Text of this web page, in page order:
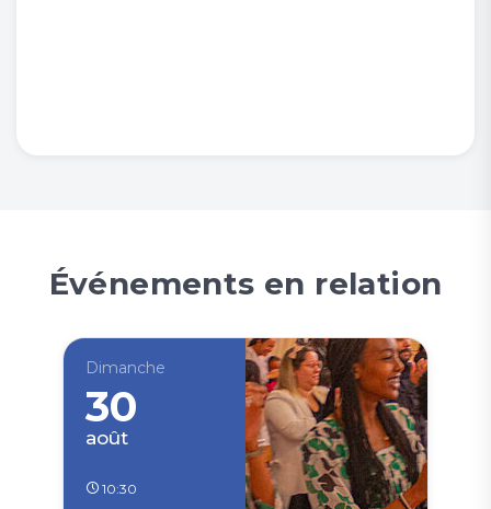
Événements en relation
Dimanche
30
août
10:30